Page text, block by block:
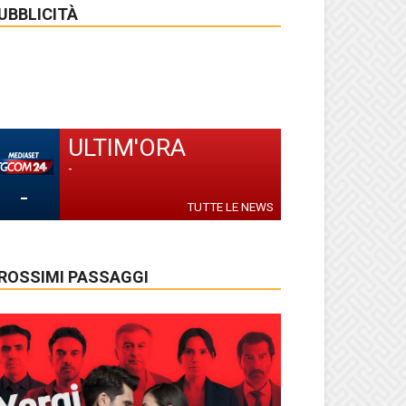
-
ULTIM'ORA
-
TUTTE LE NEWS
PASSAGGI